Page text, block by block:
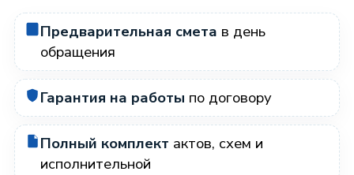
Предварительная смета в день
обращения
Гарантия на работы по договору
Полный комплект актов, схем и
исполнительной